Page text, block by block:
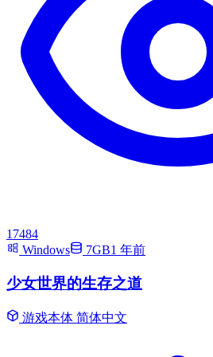
17484
Windows
7GB1 年前
少女世界的生存之道
游戏本体 简体中文